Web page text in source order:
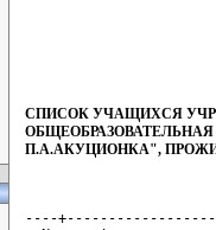
СПИСОК УЧАЩИХСЯ
П.А.АКУЦИОНКА",
----